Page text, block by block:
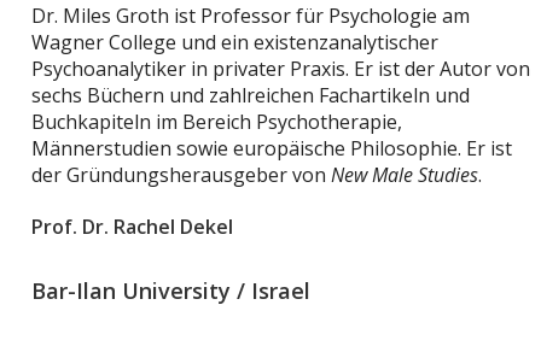
Dr. Miles Groth ist Professor für Psychologie am
Wagner College und ein existenzanalytischer
Psychoanalytiker in privater Praxis. Er ist der Autor von
sechs Büchern und zahlreichen Fachartikeln und
Buchkapiteln im Bereich Psychotherapie,
Männerstudien sowie europäische Philosophie. Er ist
der Gründungsherausgeber von New Male Studies.
Prof. Dr. Rachel Dekel
Bar-Ilan University / Israel